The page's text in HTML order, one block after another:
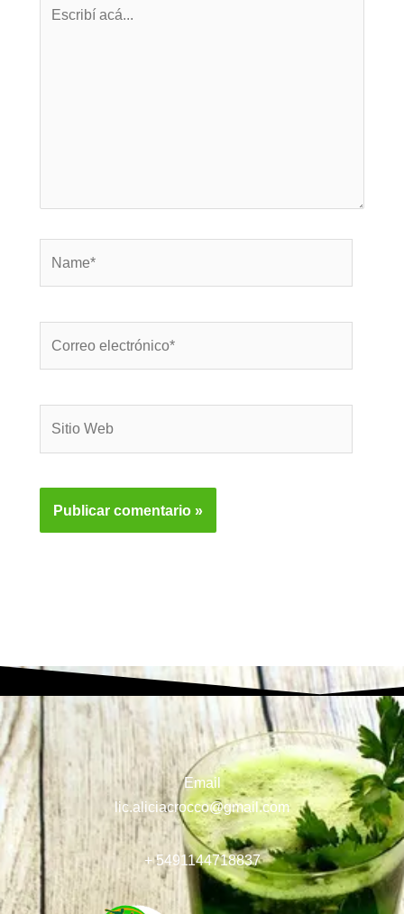
Email
lic.aliciacrocco@gmail.com
+ 5491144718837